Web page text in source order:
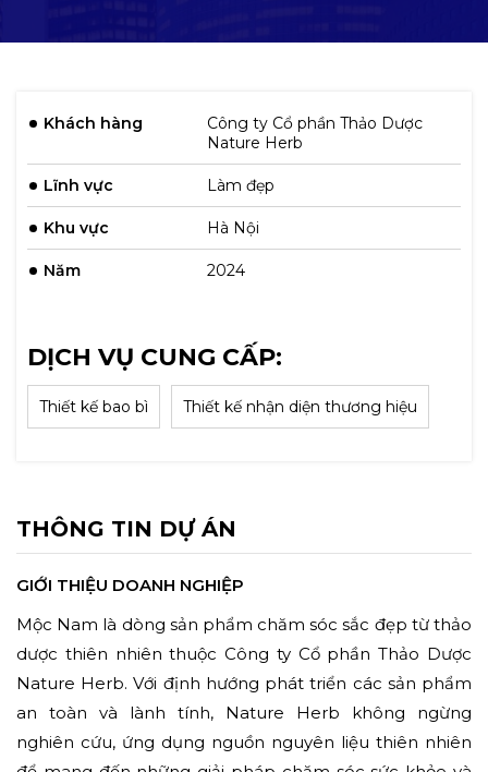
Khách hàng
Công ty Cổ phần Thảo Dược
Nature Herb
Lĩnh vực Làm đẹp
Khu vực Hà Nội
Năm 2024
DỊCH VỤ CUNG CẤP:
Thiết kế bao bì Thiết kế nhận diện thương hiệu
THÔNG TIN DỰ ÁN
GIỚI THIỆU DOANH NGHIỆP
Mộc Nam là dòng sản phẩm chăm sóc sắc đẹp từ thảo
dược thiên nhiên thuộc Công ty Cổ phần Thảo Dược
Nature Herb. Với định hướng phát triển các sản phẩm
an toàn và lành tính, Nature Herb không ngừng
nghiên cứu, ứng dụng nguồn nguyên liệu thiên nhiên